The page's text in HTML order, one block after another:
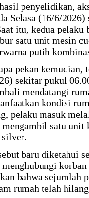
penyelidikan,
Selasa (16/6/2026)
itu, kedua pelaku
satu unit mesin
putih
pekan kemudian,
sekitar pukul
mendatangi
kondisi
pelaku masuk
mengambil satu unit
silver.
baru diketahui
menghubungi korban
bahwa sejumlah
rumah telah